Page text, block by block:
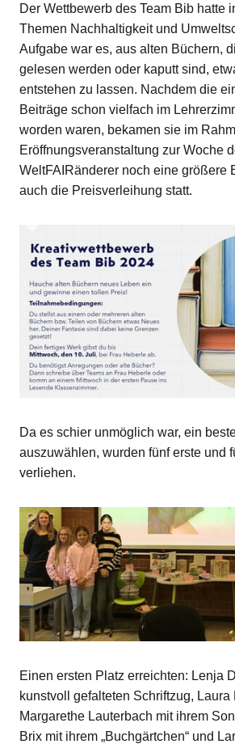
Der Wettbewerb des Team Bib hatte
Themen Nachhaltigkeit und
Aufgabe war es, aus alten Büchern,
gelesen werden oder kaputt sind,
entstehen zu lassen. Nachdem die
Beiträge schon vielfach im
worden waren, bekamen sie im
Eröffnungsveranstaltung zur Woche
WeltFAIRänderer noch eine größere
auch die Preisverleihung statt.
Da es schier unmöglich war, ein
auszuwählen, wurden fünf erste und
verliehen.
Einen ersten Platz erreichten: Lenja
kunstvoll gefalteten Schriftzug, Laura
Margarethe Lauterbach mit ihrem
Brix mit ihrem „Buchgärtchen“ und